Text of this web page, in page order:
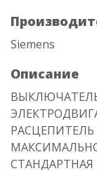
Siemens
Описание
РАСЦЕПИТЕЛЬ